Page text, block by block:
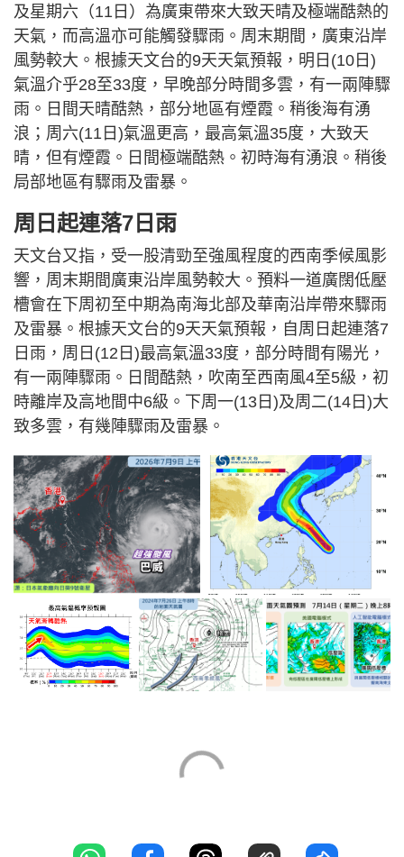
及星期六（11日）為廣東帶來大致天晴及極端酷熱的
天氣，而高溫亦可能觸發驟雨。周末期間，廣東沿岸
風勢較大。根據天文台的9天天氣預報，明日(10日)
氣溫介乎28至33度，早晚部分時間多雲，有一兩陣驟
雨。日間天晴酷熱，部分地區有煙霞。稍後海有湧
浪；周六(11日)氣溫更高，最高氣溫35度，大致天
晴，但有煙霞。日間極端酷熱。初時海有湧浪。稍後
局部地區有驟雨及雷暴。
周日起連落7日雨
天文台又指，受一股清勁至強風程度的西南季候風影
響，周末期間廣東沿岸風勢較大。預料一道廣闊低壓
槽會在下周初至中期為南海北部及華南沿岸帶來驟雨
及雷暴。根據天文台的9天天氣預報，自周日起連落7
日雨，周日(12日)最高氣溫33度，部分時間有陽光，
有一兩陣驟雨。日間酷熱，吹南至西南風4至5級，初
時離岸及高地間中6級。下周一(13日)及周二(14日)大
致多雲，有幾陣驟雨及雷暴。